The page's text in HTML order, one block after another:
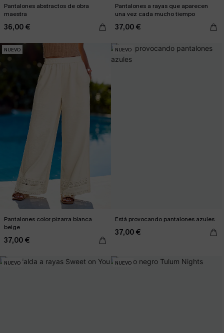
Pantalones abstractos de obra
maestra
36,00 €
Pantalones a rayas que aparecen
una vez cada mucho tiempo
37,00 €
NUEVO
Pantalones color pizarra blanca
beige
37,00 €
NUEVO
Está provocando pantalones azules
37,00 €
NUEVO NUEVO